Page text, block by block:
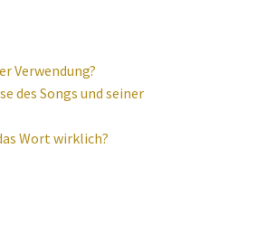
Verwendung?
des Songs und seiner
Wort wirklich?